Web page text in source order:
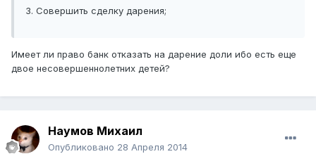
3. Совершить сделку дарения;
Имеет ли право банк отказать на дарение доли ибо есть еще
двое несовершеннолетних детей?
Наумов Михаил
Опубликовано 28 Апреля 2014